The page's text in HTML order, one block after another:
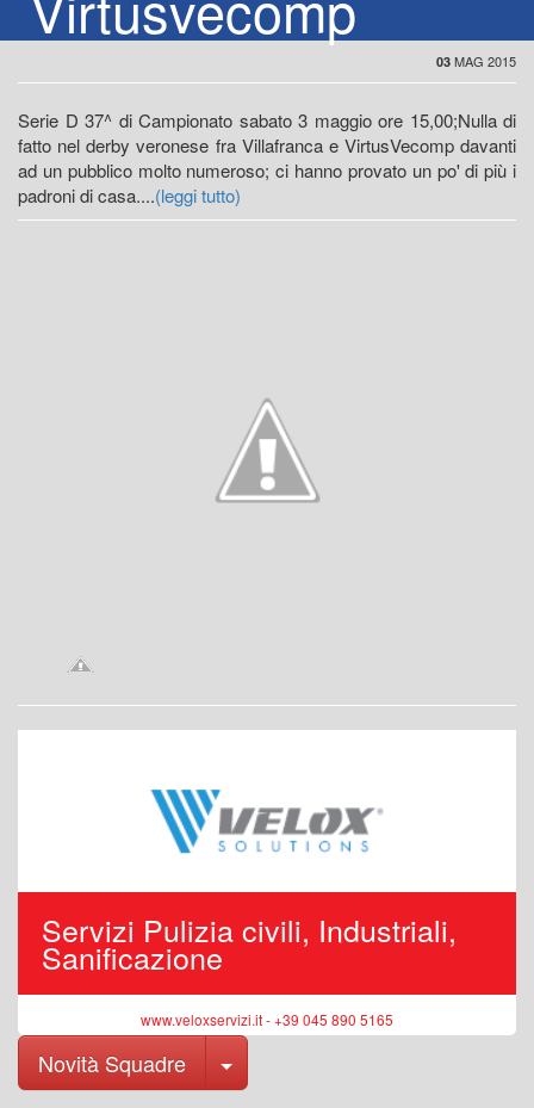
03 MAG 2015
Serie D 37^ di Campionato sabato 3 maggio ore 15,00;Nulla di
fatto nel derby veronese fra Villafranca e VirtusVecomp davanti
ad un pubblico molto numeroso; ci hanno provato un po' di più i
padroni di casa....(leggi tutto)
Servizi Pulizia civili, Industriali,
Sanificazione
www.veloxservizi.it - +39 045 890 5165
Novità Squadre Toggle Dropdown